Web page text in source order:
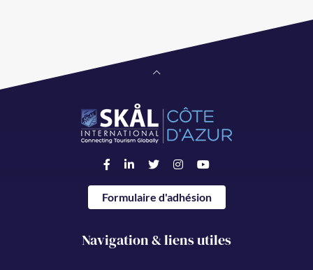
Formulaire d'adhésion
Navigation & liens utiles